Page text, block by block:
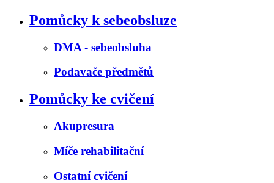
Pomůcky k sebeobsluze
DMA - sebeobsluha
Podavače předmětů
Pomůcky ke cvičení
Akupresura
Míče rehabilitační
Ostatní cvičení